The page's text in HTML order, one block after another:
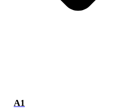
A1